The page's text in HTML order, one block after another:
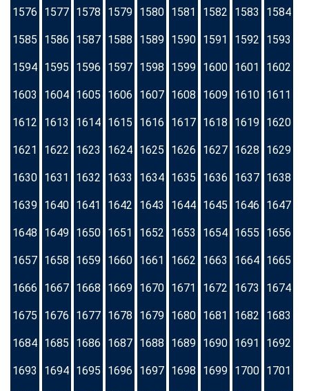
1576 1577 1578 1579 1580 1581 1582 1583 1584
1585 1586 1587 1588 1589 1590 1591 1592 1593
1594 1595 1596 1597 1598 1599 1600 1601 1602
1603 1604 1605 1606 1607 1608 1609 1610 1611
1612 1613 1614 1615 1616 1617 1618 1619 1620
1621 1622 1623 1624 1625 1626 1627 1628 1629
1630 1631 1632 1633 1634 1635 1636 1637 1638
1639 1640 1641 1642 1643 1644 1645 1646 1647
1648 1649 1650 1651 1652 1653 1654 1655 1656
1657 1658 1659 1660 1661 1662 1663 1664 1665
1666 1667 1668 1669 1670 1671 1672 1673 1674
1675 1676 1677 1678 1679 1680 1681 1682 1683
1684 1685 1686 1687 1688 1689 1690 1691 1692
1693 1694 1695 1696 1697 1698 1699 1700 1701